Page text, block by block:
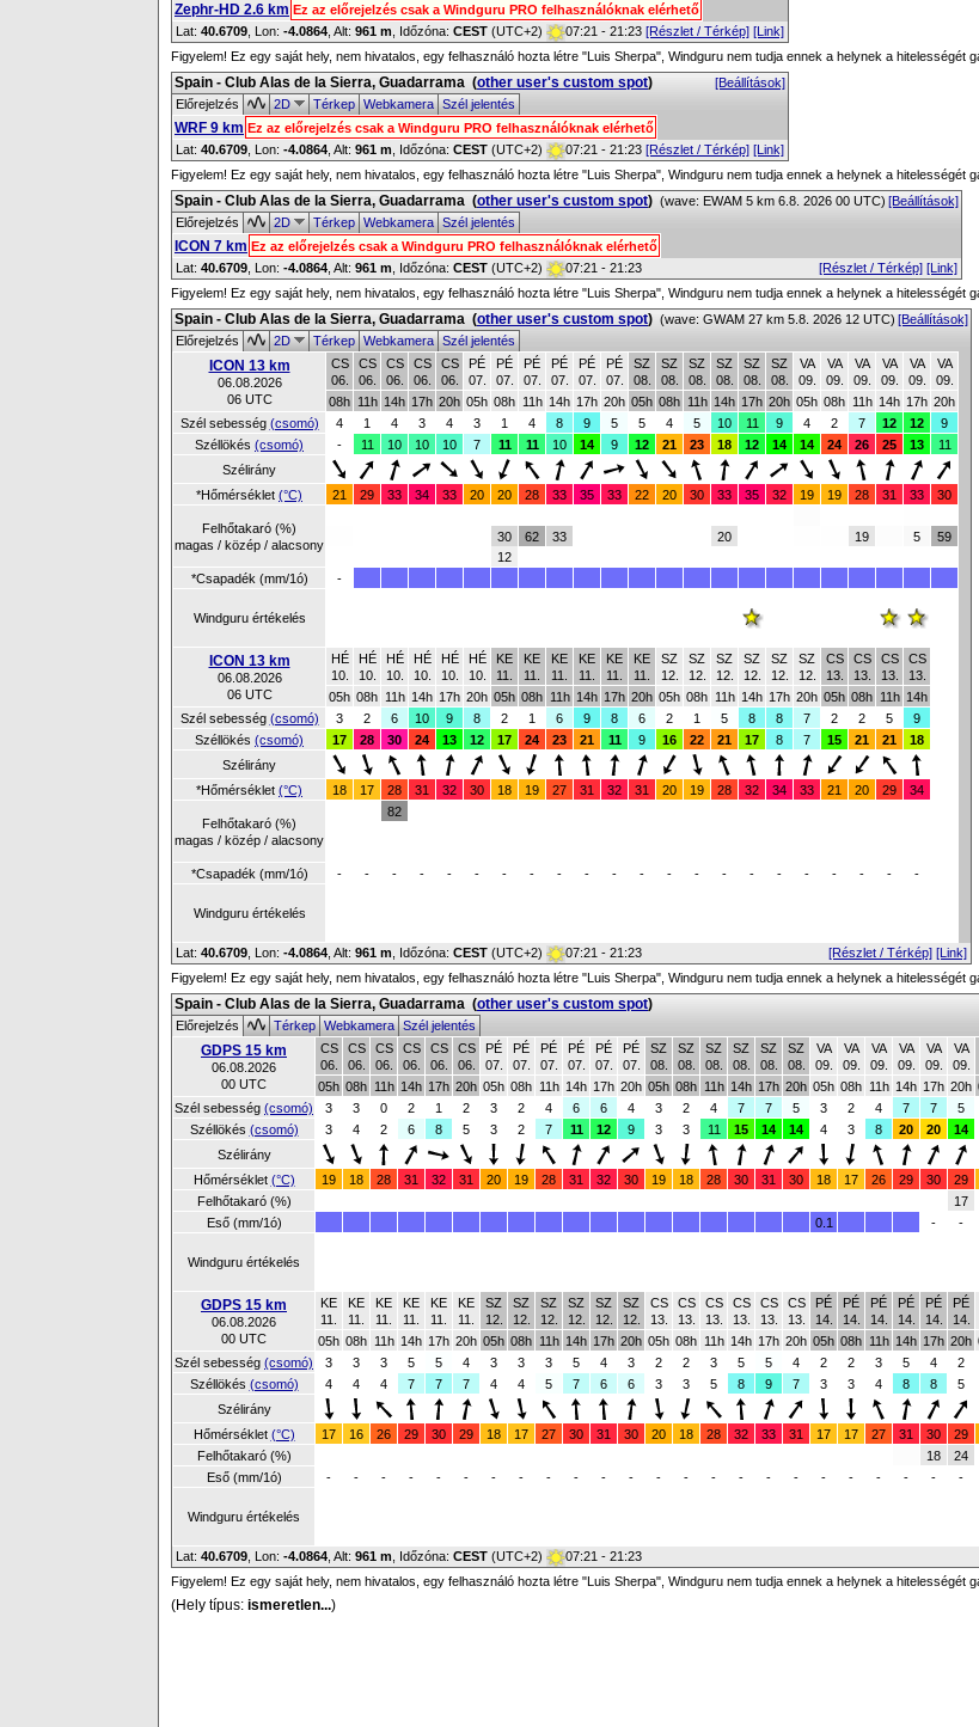
Zephr-HD 2.6 km Ez az előrejelzés csak a Windguru PRO felhasználóknak elérhető
Lat: 40.6709 , Lon: -4.0864 Alt: 961 m , Időzóna: CEST (UTC+2) 07:21 - 21:23 [Részlet / Térkép] [Link]
Figyelem! Ez egy saját hely, nem hivatalos, egy felhasználó hozta létre "Luis Sherpa", Windguru nem tudja ennek a helynek a hitelességét
Spain - Club Alas de la Sierra, Guadarrama (other user's custom spot)
[Beállítások]
Előrejelzés
2D TérkepWebkameraSzél jelentés
WRF 9 km Ez az előrejelzés csak a Windguru PRO felhasználóknak elérhető
Lat: 40.6709 , Lon: -4.0864 Alt: 961 m , Időzóna: CEST (UTC+2) 07:21 - 21:23 [Részlet / Térkép] [Link]
Figyelem! Ez egy saját hely, nem hivatalos, egy felhasználó hozta létre "Luis Sherpa", Windguru nem tudja ennek a helynek a hitelességét
Spain - Club Alas de la Sierra, Guadarrama (other user's custom spot) (wave: EWAM 5 km 6.8. 2026 00 UTC) [Beállítások]
Előrejelzés
2D TérkepWebkameraSzél jelentés
ICON 7 km Ez az előrejelzés csak a Windguru PRO felhasználóknak elérhető
Lat: 40.6709 , Lon: -4.0864 Alt: 961 m , Időzóna: CEST (UTC+2) 07:21 - 21:23 [Részlet / Térkép] [Link]
Figyelem! Ez egy saját hely, nem hivatalos, egy felhasználó hozta létre "Luis Sherpa", Windguru nem tudja ennek a helynek a hitelességét
Spain - Club Alas de la Sierra, Guadarrama (other user's custom spot) (wave: GWAM 27 km 5.8. 2026 12 UTC) [Beállítások]
Előrejelzés
2D TérkepWebkameraSzél jelentés
ICON 13 km
06.08.2026
06 UTC
CS
06.
CS
06.
CS
06.
CS
06.
CS
06.
PÉ
07.
PÉ
07.
PÉ
07.
PÉ
07.
PÉ
07.
PÉ
07.
SZ
08.
SZ
08.
SZ
08.
SZ
08.
SZ
08.
SZ
08.
VA
09.
VA
09.
VA
09.
VA
09.
VA
09.
VA
09.
08h 11h 14h 17h 20h 05h 08h 11h 14h 17h 20h 05h 08h 11h 14h 17h 20h 05h 08h 11h 14h 17h 20h
Szél sebesség (csomó) 4 1 4 3 4 3 1 4 8 9 5 5 4 5 10 11 9 4 2 7 12 12
9
Széllökés (csomó) - 11 10 10 10 7 11 11 10 14 9 12 21 23 18 12 14 14 24 26 25 13
11
Szélirány
*Hőmérséklet (°C) 21 29 33 34 33 20 20 28 33 35 33 22 20 30 33 35 32 19 19 28 31 33 30
Felhőtakaró (%)
magas / közép / alacsony
30
12
62 33 20 19 5 59
*Csapadék (mm/1ó) -
Windguru értékelés
ICON 13 km
06.08.2026
06 UTC
HÉ
10.
HÉ
10.
HÉ
10.
HÉ
10.
HÉ
10.
HÉ
10.
KE
11.
KE
11.
KE
11.
KE
11.
KE
11.
KE
11.
SZ
12.
SZ
12.
SZ
12.
SZ
12.
SZ
12.
SZ
12.
CS
13.
CS
13.
CS
13.
CS
13.
05h 08h 11h 14h 17h 20h 05h 08h 11h 14h 17h 20h 05h 08h 11h 14h 17h 20h 05h 08h 11h 14h
Szél sebesség (csomó) 3 2 6 10 9 8 2 1 6 9 8 6 2 1 5 8 8 7 2 2 5
9
Széllökés (csomó) 17 28 30 24 13 12 17 24 23 21 11 9 16 22 21 17 8 7 15 21 21
18
Szélirány
*Hőmérséklet (°C) 18 17 28 31 32 30 18 19 27 31 32 31 20 19 28 32 34 33 21 20 29 34
Felhőtakaró (%)
magas / közép / alacsony
82
*Csapadék (mm/1ó) - - - - - - - - - - - - - - - - - - - - - -
Windguru értékelés
Lat: 40.6709 , Lon: -4.0864 Alt: 961 m , Időzóna: CEST (UTC+2) 07:21 - 21:23 [Részlet / Térkép] [Link]
Figyelem! Ez egy saját hely, nem hivatalos, egy felhasználó hozta létre "Luis Sherpa", Windguru nem tudja ennek a helynek a hitelességét
Spain - Club Alas de la Sierra, Guadarrama (other user's custom spot)
Előrejelzés
TérkepWebkameraSzél jelentés
GDPS 15 km
06.08.2026
00 UTC
CS
06.
CS
06.
CS
06.
CS
06.
CS
06.
CS
06.
PÉ
07.
PÉ
07.
PÉ
07.
PÉ
07.
PÉ
07.
PÉ
07.
SZ
08.
SZ
08.
SZ
08.
SZ
08.
SZ
08.
SZ
08.
VA
09.
VA
09.
VA
09.
VA
09.
VA
09.
VA
09.
05h 08h 11h 14h 17h 20h 05h 08h 11h 14h 17h 20h 05h 08h 11h 14h 17h 20h 05h 08h 11h 14h 17h 20h
Szél sebesség (csomó) 3 3 0 2 1 2 3 2 4 6 6 4 3 2 4 7 7 5 3 2 4 7 7 5
Széllökés (csomó) 3 4 2 6 8 5 3 2 7 11 12 9 3 3 11 15 14 14 4 3 8 20 20 14
Szélirány
Hőmérséklet (°C) 19 18 28 31 32 31 20 19 28 31 32 30 19 18 28 30 31 30 18 17 26 29 30 29
Felhőtakaró (%)
17
Eső (mm/1ó)
0.1 - -
Windguru értékelés
GDPS 15 km
06.08.2026
00 UTC
KE
11.
KE
11.
KE
11.
KE
11.
KE
11.
KE
11.
SZ
12.
SZ
12.
SZ
12.
SZ
12.
SZ
12.
SZ
12.
CS
13.
CS
13.
CS
13.
CS
13.
CS
13.
CS
13.
PÉ
14.
PÉ
14.
PÉ
14.
PÉ
14.
PÉ
14.
PÉ
14.
05h 08h 11h 14h 17h 20h 05h 08h 11h 14h 17h 20h 05h 08h 11h 14h 17h 20h 05h 08h 11h 14h 17h 20h
Szél sebesség (csomó) 3 3 3 5 5 4 3 3 3 5 4 3 2 2 3 5 5 4 2 2 3 5 4 2
Széllökés (csomó) 4 4 4 7 7 7 4 4 5 7 6 6 3 3 5 8 9 7 3 3 4 8 8 5
Szélirány
Hőmérséklet (°C) 17 16 26 29 30 29 18 17 27 30 31 30 20 18 28 32 33 31 17 17 27 31 30 29
Felhőtakaró (%)
18 24
Eső (mm/1ó)
- - - - - - - - - - - - - - - - - - - - - - - -
Windguru értékelés
Lat: 40.6709 , Lon: -4.0864 Alt: 961 m , Időzóna: CEST (UTC+2) 07:21 - 21:23
Figyelem! Ez egy saját hely, nem hivatalos, egy felhasználó hozta létre "Luis Sherpa", Windguru nem tudja ennek a helynek a hitelességét
(Hely típus: ismeretlen...)